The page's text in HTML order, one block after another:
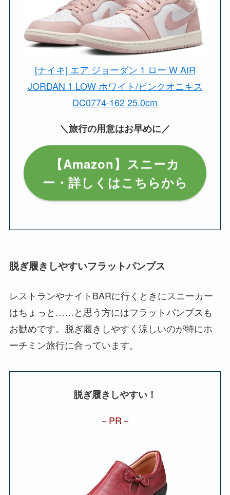
[ナイキ] エア ジョーダン 1 ロー W AIR
JORDAN 1 LOW ホワイト/ピンクオニキス
DC0774-162 25.0cm
＼旅行の用意はお早めに／
【Amazon】スニーカ
ー・詳しくはこちらから
脱ぎ履きしやすいフラットパンプス
レストランやナイトBARに行くときにスニーカー
はちょっと……と思う方にはフラットパンプスも
お勧めです。脱ぎ履きしやすく涼しいのが特にホ
ーチミン旅行に合っています。
脱ぎ履きしやすい！
PR